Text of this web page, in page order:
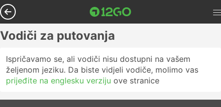
Vodiči za putovanja
Ispričavamo se, ali vodiči nisu dostupni na vašem
željenom jeziku. Da biste vidjeli vodiče, molimo vas
prijeđite na englesku verziju ove stranice